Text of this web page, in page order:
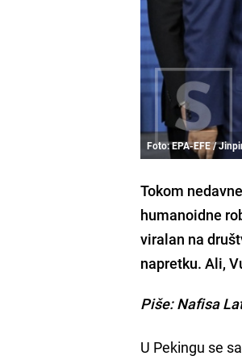
Foto: EPA-EFE /
Tokom
humanoidne
viralan na
napretku. Ali,
Piše: Nafisa
U Pekingu se